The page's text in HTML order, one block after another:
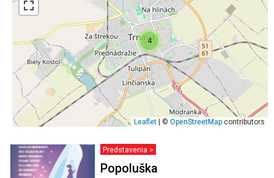
4
Leaflet | © OpenStreetMap contributors
Predstavenia >
Popoluška